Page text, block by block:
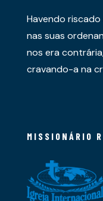
Havendo
nas suas
nos era
cravando-a na
MISSIONÁRIO